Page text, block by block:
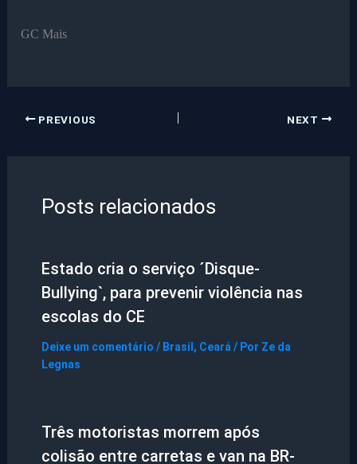
GC Mais
PREVIOUS NEXT
Posts relacionados
Estado cria o serviço ´Disque-
Bullying`, para prevenir violência nas
escolas do CE
Deixe um comentário / Brasil , Ceará/ Por Ze da
Legnas
Três motoristas morrem após
colisão entre carretas e van na BR-